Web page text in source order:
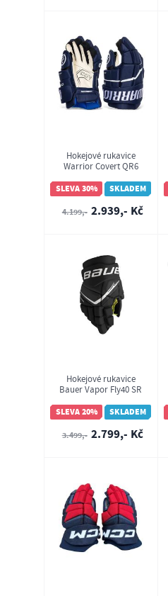
Hokejové rukavice
Warrior Covert QR6
SLEVA 30%
SKLADEM
4.199,- 2.939,- Kč
Hokejové rukavice
Bauer Vapor Fly40 SR
SLEVA 20%
SKLADEM
3.499,- 2.799,- Kč